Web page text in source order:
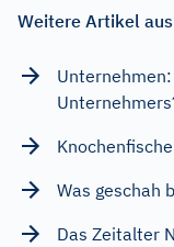
Weitere Artikel
Was geschah
Das Zeitalter